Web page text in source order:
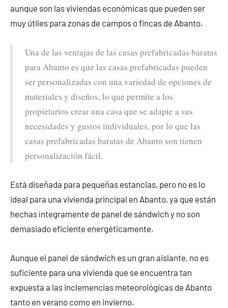
aunque son las viviendas económicas que pueden ser
muy útiles para zonas de campos o fincas de Abanto.
Una de las ventajas de las casas prefabricadas baratas
para Abanto es que las casas prefabricadas pueden
ser personalizadas con una variedad de opciones de
materiales y diseños, lo que permite a los
propietarios crear una casa que se adapte a sus
necesidades y gustos individuales, por lo que las
casas prefabricadas baratas de Abanto son tienen
personalización fácil.
Está diseñada para pequeñas estancias, pero no es lo
ideal para una vivienda principal en Abanto, ya que están
hechas íntegramente de panel de sándwich y no son
demasiado eficiente energéticamente.
Aunque el panel de sándwich es un gran aislante, no es
suficiente para una vivienda que se encuentra tan
expuesta a las inclemencias meteorológicas de Abanto
tanto en verano como en invierno.